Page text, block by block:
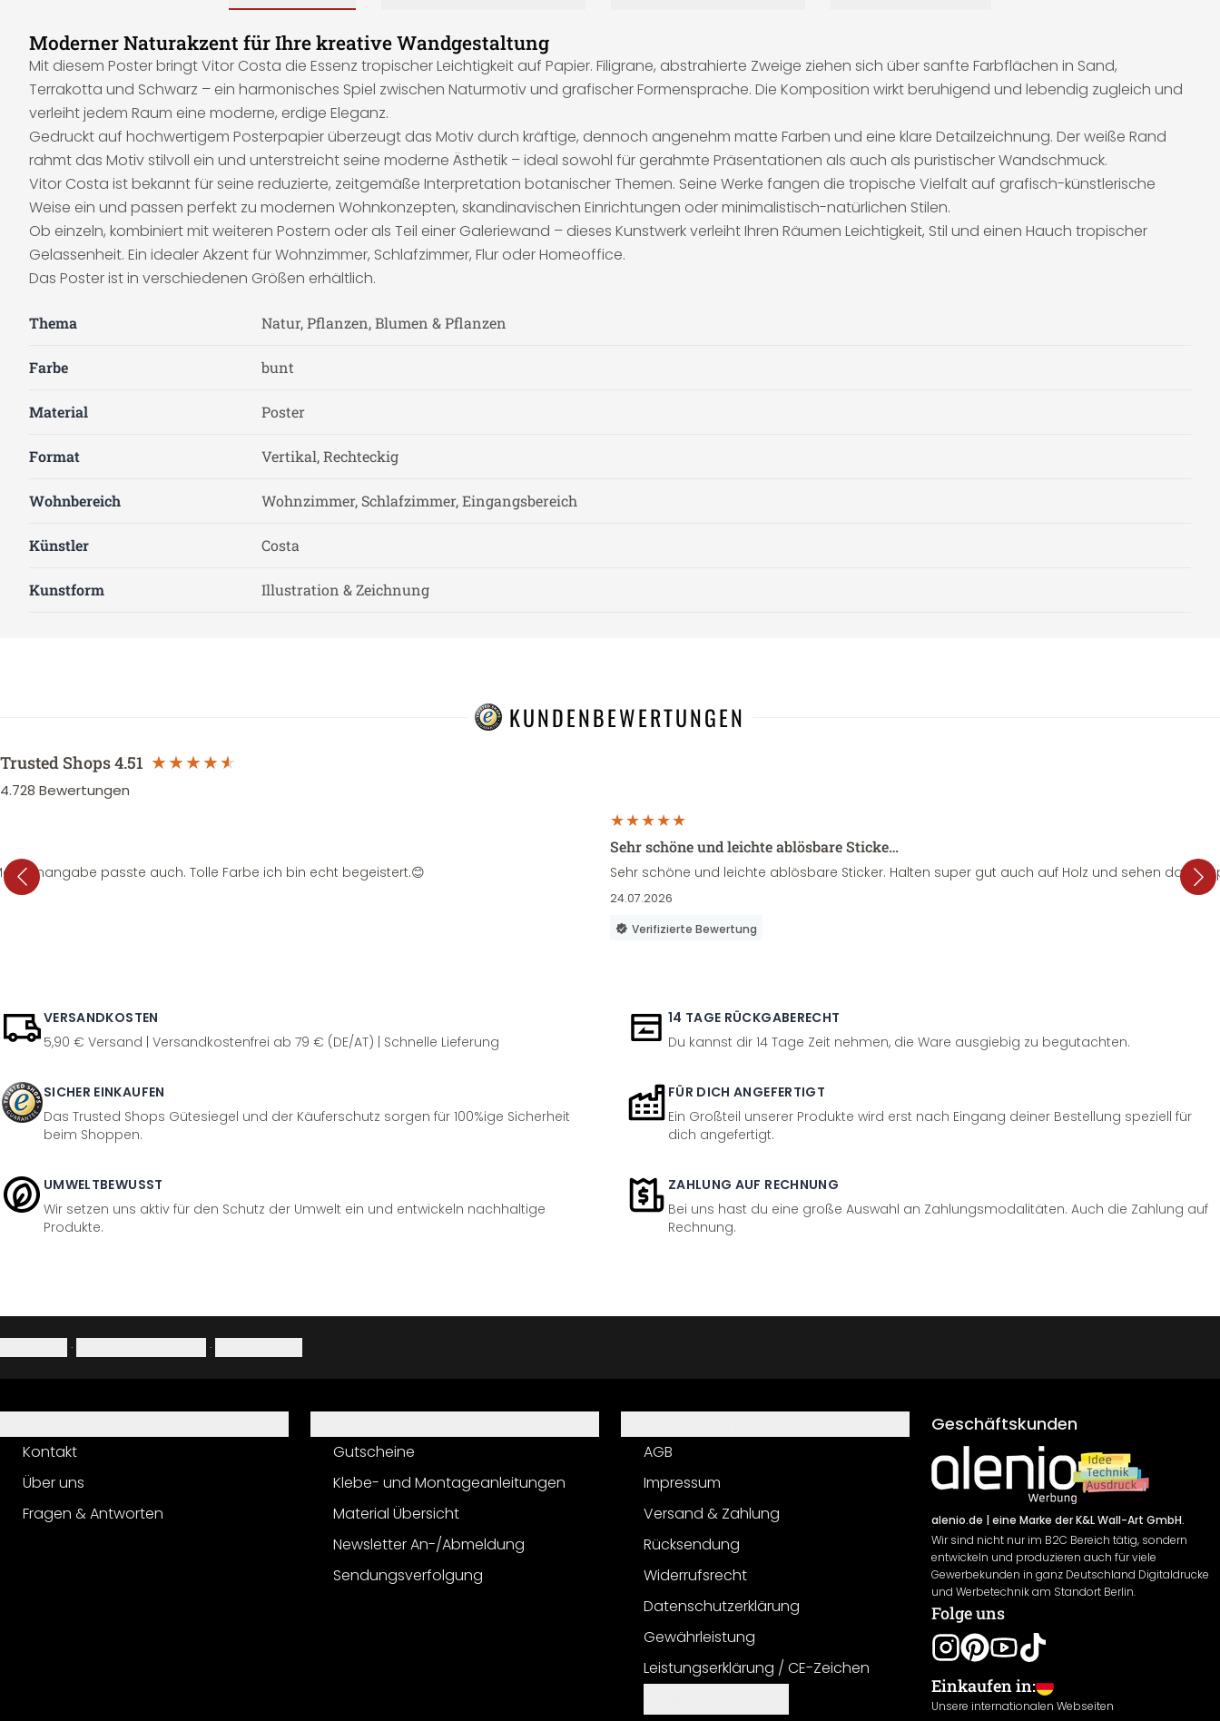
Moderner Naturakzent für Ihre kreative Wandgestaltung
Mit diesem Poster bringt Vitor Costa die Essenz tropischer Leichtigkeit auf Papier. Filigrane, abstrahierte Zweige ziehen sich über sanfte Farbflächen in Sand,
Terrakotta und Schwarz – ein harmonisches Spiel zwischen Naturmotiv und grafischer Formensprache. Die Komposition wirkt beruhigend und lebendig zugleich und
verleiht jedem Raum eine moderne, erdige Eleganz.
Gedruckt auf hochwertigem Posterpapier überzeugt das Motiv durch kräftige, dennoch angenehm matte Farben und eine klare Detailzeichnung. Der weiße Rand
rahmt das Motiv stilvoll ein und unterstreicht seine moderne Ästhetik – ideal sowohl für gerahmte Präsentationen als auch als puristischer Wandschmuck.
Vitor Costa ist bekannt für seine reduzierte, zeitgemäße Interpretation botanischer Themen. Seine Werke fangen die tropische Vielfalt auf grafisch-künstlerische
Weise ein und passen perfekt zu modernen Wohnkonzepten, skandinavischen Einrichtungen oder minimalistisch-natürlichen Stilen.
Ob einzeln, kombiniert mit weiteren Postern oder als Teil einer Galeriewand – dieses Kunstwerk verleiht Ihren Räumen Leichtigkeit, Stil und einen Hauch tropischer
Gelassenheit. Ein idealer Akzent für Wohnzimmer, Schlafzimmer, Flur oder Homeoffice.
Das Poster ist in verschiedenen Größen erhältlich.
Thema Natur, Pflanzen, Blumen & Pflanzen
Farbe bunt
Material Poster
Format Vertikal, Rechteckig
Wohnbereich Wohnzimmer, Schlafzimmer, Eingangsbereich
Künstler Costa
Kunstform Illustration & Zeichnung
KUNDENBEWERTUNGEN
Trusted Shops4.51
4.728 Bewertungen
passte auch. Tolle Farbe ich bin echt begeistert.😊
Sehr schöne und leichte ablösbare Sticke…
Sehr schöne und leichte ablösbare Sticker. Halten super gut auch auf Holz und sehen dazu
24.07.2026
Verifizierte Bewertung
VERSANDKOSTEN
5,90 € Versand | Versandkostenfrei ab 79 € (DE/AT) | Schnelle Lieferung
14 TAGE RÜCKGABERECHT
Du kannst dir 14 Tage Zeit nehmen, die Ware ausgiebig zu begutachten.
SICHER EINKAUFEN
Das Trusted Shops Gütesiegel und der Käuferschutz sorgen für 100%ige Sicherheit
beim Shoppen.
FÜR DICH ANGEFERTIGT
Ein Großteil unserer Produkte wird erst nach Eingang deiner Bestellung speziell für
dich angefertigt.
UMWELTBEWUSST
Wir setzen uns aktiv für den Schutz der Umwelt ein und entwickeln nachhaltige
Produkte.
ZAHLUNG AUF RECHNUNG
Bei uns hast du eine große Auswahl an Zahlungsmodalitäten. Auch die Zahlung auf
Rechnung.
· ·
Kontakt
Über uns
Fragen & Antworten
Gutscheine
Klebe- und Montageanleitungen
Material Übersicht
Newsletter An-/Abmeldung
Sendungsverfolgung
AGB
Impressum
Versand & Zahlung
Rücksendung
Widerrufsrecht
Datenschutzerklärung
Gewährleistung
Leistungserklärung / CE-Zeichen
Geschäftskunden
alenio.de | eine Marke der K&L Wall-Art GmbH.
Wir sind nicht nur im B2C Bereich tätig, sondern
entwickeln und produzieren auch für viele
Gewerbekunden in ganz Deutschland Digitaldrucke
und Werbetechnik am Standort Berlin.
Folge uns
Einkaufen in:
Unsere internationalen Webseiten